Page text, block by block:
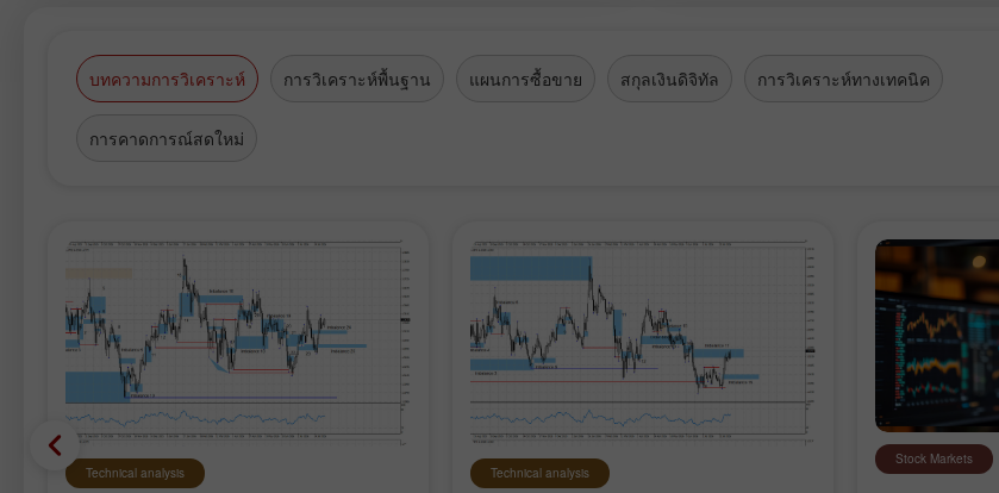
บทความการวิเคราะห์ การวิเคราะห์พื้นฐาน แผนการซื้อขาย สกุลเงินดิจิทัล การวิเคราะห์ทางเทคนิค
การคาดการณ์สดใหม่
Technical analysis Technical analysis
Stock Markets